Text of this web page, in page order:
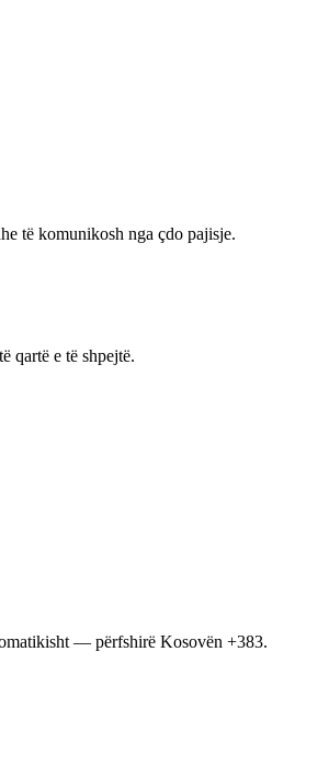
të komunikosh nga çdo pajisje.
qartë e të shpejtë.
— përfshirë Kosovën +383.